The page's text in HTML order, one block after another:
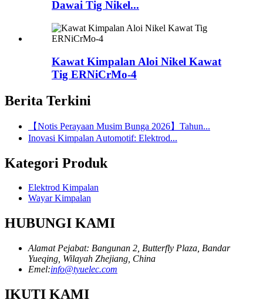
Dawai Tig Nikel...
Kawat Kimpalan Aloi Nikel Kawat
Tig ERNiCrMo-4
Berita Terkini
【Notis Perayaan Musim Bunga 2026】Tahun...
Inovasi Kimpalan Automotif: Elektrod...
Kategori Produk
Elektrod Kimpalan
Wayar Kimpalan
HUBUNGI KAMI
Alamat Pejabat: Bangunan 2, Butterfly Plaza, Bandar
Yueqing, Wilayah Zhejiang, China
Emel:info@tyuelec.com
IKUTI KAMI